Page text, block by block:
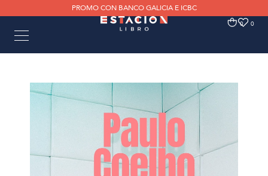
PROMO CON BANCO GALICIA E ICBC
0 0